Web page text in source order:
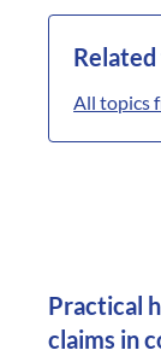
All topics
Practical
claims in